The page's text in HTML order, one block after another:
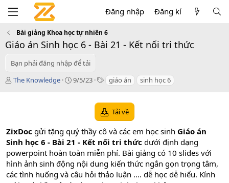
Đăng nhập Đăng kí
Bài giảng Khoa học tự nhiên 6
Giáo án Sinh học 6 - Bài 21 - Kết nối tri thức
Bạn phải đăng nhập để tải
T
The Knowledge
C
o
n
d
a
t
9/5/23
T
s
giáo án sinh học 6
Tải về
ZixDoc gửi tặng quý thầy cô và các em học sinh Giáo án
Sinh học 6 - Bài 21 - Kết nối tri thức dưới định dạng
powerpoint hoàn toàn miễn phí. Bài giảng có 10 slides với
hình ảnh sinh động nội dung kiến thức ngắn gọn trọng tâm,
các tình huống và câu hỏi thảo luận .... dễ học dễ hiểu. Kính